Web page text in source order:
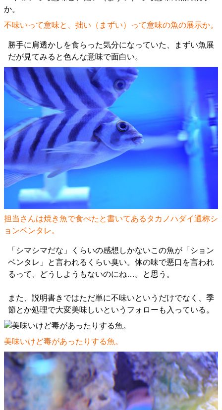
不味いって意味と、拙い（まずい）って意味の魚の展示か。
勝手に肩透かしを食らった気分になっていた、まずい魚展
だが見てみると色んな意味で面白い。
担当さんは焼き魚で食べたと書いてあるタカノハダイ通称シ
ョンベンタレ。
「シマシマだな」くらいの感想しかないこの魚が「ション
ベンタレ」と言われるくらい臭い。体の味で悪口を言われ
るって、どうしようもないのにね…。と思う。
また、説明書きではただ単に不味いというだけでなく、季
節とか処理で大変美味しいというフォローも入っている。
美味いけど毒があったりする魚。